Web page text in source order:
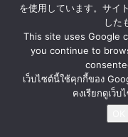
News About Us
© BY MATERIAL
を使用しています。サイ
した
This site uses Google
you continue to
เว็บไซต์นี้ใช้คุกกี้ของ
คงเรียกดูเว็